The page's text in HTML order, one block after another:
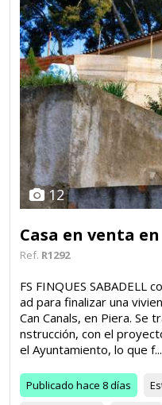
12
Casa en venta
Ref. R1292
FS FINQUES SABADELL
ad para finalizar una
Can Canals, en Piera. Se
nstrucción, con el
el Ayuntamiento, lo que f...
Publicado hace 8 días